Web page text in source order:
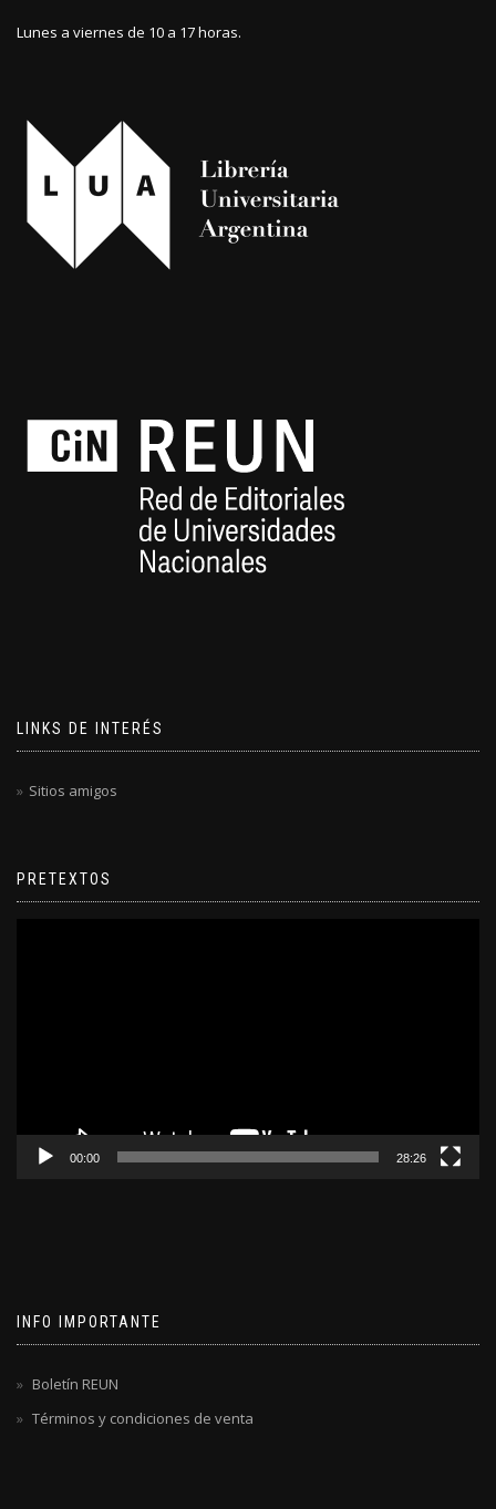
Lunes a viernes de 10 a 17 horas.
LINKS DE INTERÉS
Sitios amigos
PRETEXTOS
00:00 28:26
INFO IMPORTANTE
Boletín REUN
Términos y condiciones de venta